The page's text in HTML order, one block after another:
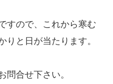
すので、これから寒む
りと日が当たります。
問合せ下さい。